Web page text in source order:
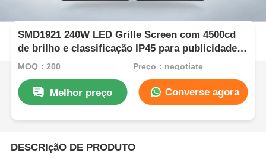
SMD1921 240W LED Grille Screen com 4500cd
de brilho e classificação IP45 para publicidade
interna e externa
MOQ：200 Preço：negotiate
Melhor preço Converse agora
DESCRIçãO DE PRODUTO